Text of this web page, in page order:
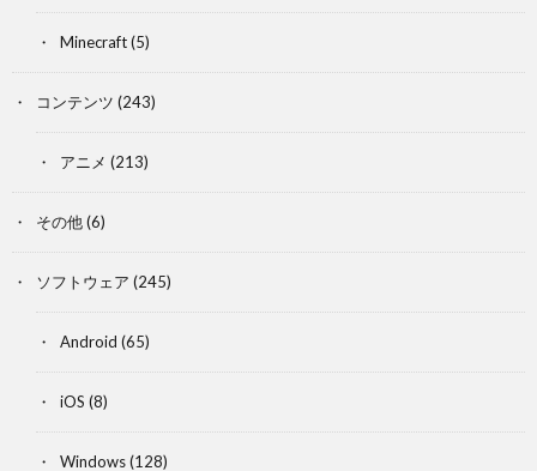
Minecraft(5)
コンテンツ (243)
アニメ (213)
その他(6)
ソフトウェア (245)
Android (65)
iOS (8)
Windows(128)